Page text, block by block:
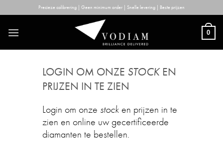
to
content
Precieze calibrering | Geen minimum order | Snelle levering | Beste prijzen
0
LOGIN OM ONZE STOCKEN
PRIJZEN IN TE ZIEN
Login om onze stock en prijzen in te
zien en online uw gecertificeerde
diamanten te bestellen.